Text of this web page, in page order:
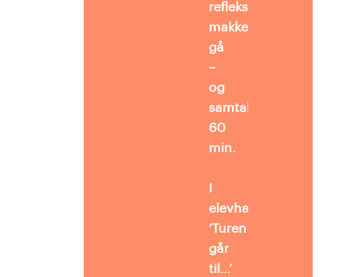
refleksionsøvelser og
makkersnakke
gå
–
og
samtaletid:
60
min.
elevhæftet
’Turen
går
til…’